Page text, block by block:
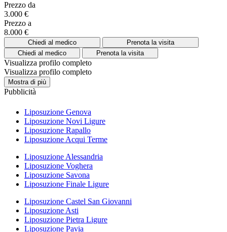
Prezzo da
3.000 €
Prezzo a
8.000 €
Chiedi al medico
Prenota la visita
Chiedi al medico
Prenota la visita
Visualizza profilo completo
Visualizza profilo completo
Mostra di più
Pubblicità
Liposuzione Genova
Liposuzione Novi Ligure
Liposuzione Rapallo
Liposuzione Acqui Terme
Liposuzione Alessandria
Liposuzione Voghera
Liposuzione Savona
Liposuzione Finale Ligure
Liposuzione Castel San Giovanni
Liposuzione Asti
Liposuzione Pietra Ligure
Liposuzione Pavia